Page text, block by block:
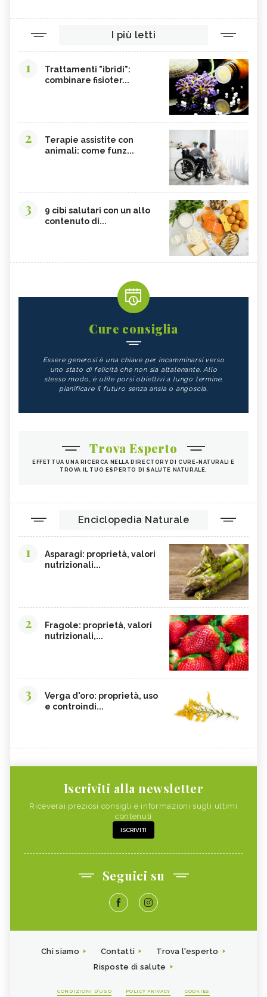
I più letti
1
Trattamenti "ibridi":
combinare fisioter...
2
Terapie assistite con
animali: come funz...
3
9 cibi salutari con un alto
contenuto di...
Cure consiglia
Essere generosi è una chiave per incamminarsi verso
uno stato di felicità che non sia altalenante. Allo
stesso modo, è utile porsi obiettivi a lungo termine,
pianificare il futuro senza ansia o angoscia.
Trova Esperto
EFFETTUA UNA RICERCA NELLA DIRECTORY DI CURE-NATURALI E
TROVA IL TUO ESPERTO DI SALUTE NATURALE.
Enciclopedia Naturale
1
Asparagi: proprietà, valori
nutrizionali...
2
Fragole: proprietà, valori
nutrizionali,...
3
Verga d'oro: proprietà, uso
e controindi...
Iscriviti alla newsletter
Riceverai preziosi consigli e informazioni sugli ultimi
contenuti
ISCRIVITI
Seguici su
Chi siamo Contatti
Trova l'esperto
Risposte di salute
CONDIZIONI D'USO POLICY PRIVACY COOKIES